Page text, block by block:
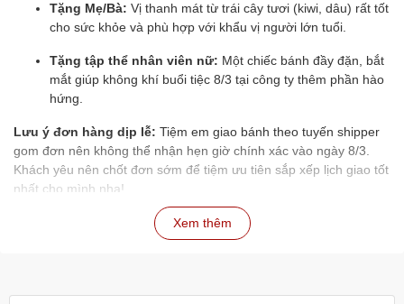
Tặng Mẹ/Bà: Vị thanh mát từ trái cây tươi (kiwi, dâu) rất tốt
cho sức khỏe và phù hợp với khẩu vị người lớn tuổi.
Tặng tập thể nhân viên nữ: Một chiếc bánh đầy đặn, bắt
mắt giúp không khí buổi tiệc 8/3 tại công ty thêm phần hào
hứng.
Lưu ý đơn hàng dịp lễ: Tiệm em giao bánh theo tuyến shipper
gom đơn nên không thể nhận hẹn giờ chính xác vào ngày 8/3.
Khách yêu nên chốt đơn sớm để tiệm ưu tiên sắp xếp lịch giao tốt
nhất cho mình nha!
Đừng quên tiệm đang có chương trình
cho combo Bánh + Hoa. Tiệm có sẵn nhiều mẫu
Bánh được làm từ dòng kem sữa tươi cao cấp, vị ngọt thanh
Xem thêm